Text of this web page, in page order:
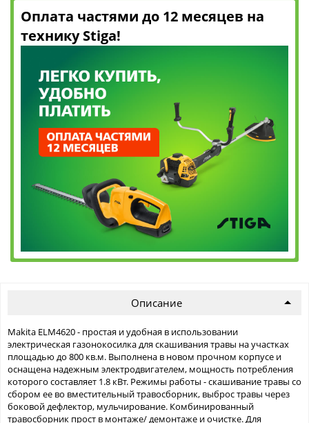
Оплата частями до 12 месяцев на
технику Stiga!
Описание
Makita ELM4620 - простая и удобная в использовании
электрическая газонокосилка для скашивания травы на участках
площадью до 800 кв.м. Выполнена в новом прочном корпусе и
оснащена надежным электродвигателем, мощность потребления
которого составляет 1.8 кВт. Режимы работы - скашивание травы со
сбором ее во вместительный травосборник, выброс травы через
боковой дефлектор, мульчирование. Комбинированный
травосборник прост в монтаже/ демонтаже и очистке. Для